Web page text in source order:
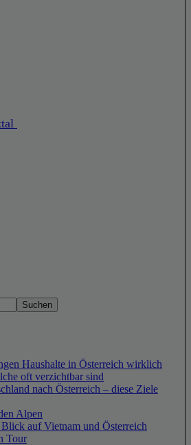
Suchen
Haushalte in Österreich wirklich
oft verzichtbar sind
nach Österreich – diese Ziele
Alpen
auf Vietnam und Österreich
Tour